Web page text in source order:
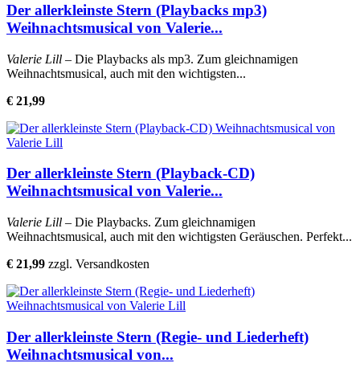
Der allerkleinste Stern (Playbacks mp3)
Weihnachtsmusical von Valerie...
Valerie Lill – Die Playbacks als mp3. Zum gleichnamigen
Weihnachtsmusical, auch mit den wichtigsten...
€ 21,99
Der allerkleinste Stern (Playback-CD)
Weihnachtsmusical von Valerie...
Valerie Lill – Die Playbacks. Zum gleichnamigen
Weihnachtsmusical, auch mit den wichtigsten Geräuschen. Perfekt...
€ 21,99 zzgl. Versandkosten
Der allerkleinste Stern (Regie- und Liederheft)
Weihnachtsmusical von...